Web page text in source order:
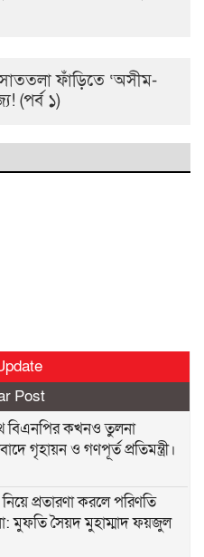
ফাঁড়িতে ‘অসীম-
(পর্ব ১)
Post
বিএনপির কখনও তুলনা
গৃহায়ন ও গণপূর্ত প্রতিমন্ত্রী।
প্রতারণা করলে পরিণতি
মুফতি সৈয়দ মুহাম্মাদ ফয়জুল